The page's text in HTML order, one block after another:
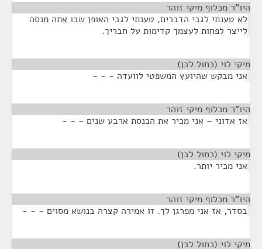
היו"ר מכלוף מיקי זוהר
לא טענתי לגבי הדברים, טענתי לגבי האופן שבו אתה מנסה
לייצר לפחות לעצמך קדימות על חבריך.
מיקי לוי (כחול לבן)
אני מבקש שהיועץ המשפטי לוועדה - - -
היו"ר מכלוף מיקי זוהר
אז אדוני – אני מכיר את הכנסת ארבע שנים - - -
מיקי לוי (כחול לבן)
אני מכיר יותר.
היו"ר מכלוף מיקי זוהר
בסדר, אז אני מפרגן לך. זו אמירה קצרה בנושא מסוים - - -
מיקי לוי (כחול לבן)